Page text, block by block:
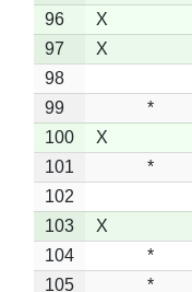
96
X
97
X
98
99
*
100
X
101
*
102
103
X
104
*
105
*